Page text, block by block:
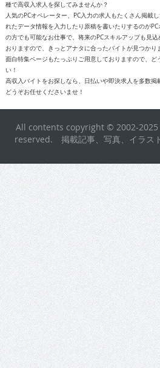
種で高収入求人を探してみませんか？
人気のPCオペレーター、PC入力の求人もたくさん掲載
れたデータ情報を入力したり原稿を書いたりするのが
の方でも可能なお仕事で、将来のPCスキルアップも見
おりますので、きっとアナタに合ったバイトが見つかり
面白特集ページもたっぷりご用意しておりますので、ど
い！
高収入バイトをお探しなら、日払いや即決求人を多数
どうぞお任せくださいませ！
All contents copyright © 2002-2025
reserved. 掲載記事、写真、イラス